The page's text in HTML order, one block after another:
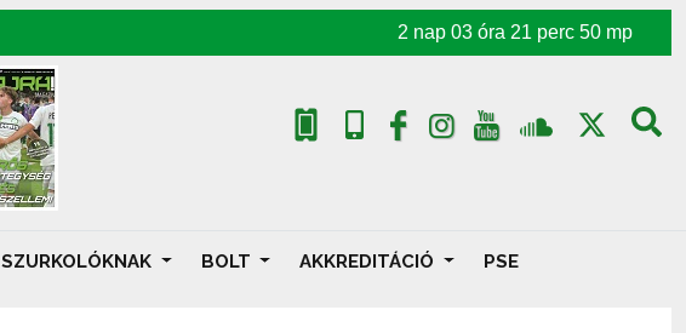
2 nap 03 óra 21 perc 49 mp
SZURKOLÓKNAK BOLT AKKREDITÁCIÓ PSE